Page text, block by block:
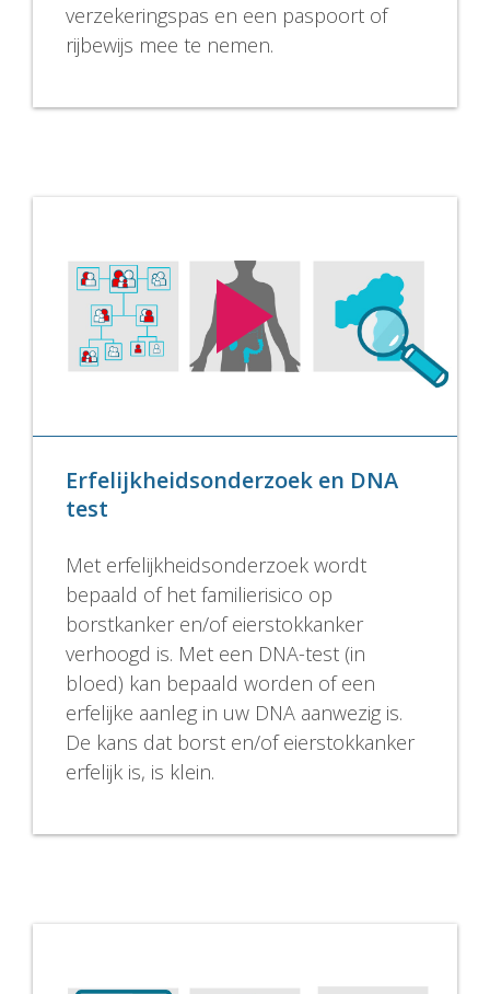
verzekeringspas en een paspoort of
rijbewijs mee te nemen.
Erfelijkheidsonderzoek en DNA
test
Met erfelijkheidsonderzoek wordt
bepaald of het familierisico op
borstkanker en/of eierstokkanker
verhoogd is. Met een DNA-test (in
bloed) kan bepaald worden of een
erfelijke aanleg in uw DNA aanwezig is.
De kans dat borst en/of eierstokkanker
erfelijk is, is klein.